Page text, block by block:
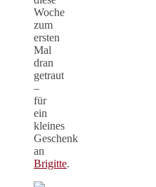
Woche
zum
ersten
Mal
dran
getraut
–
für
ein
kleines
Geschenk
an
Brigitte.